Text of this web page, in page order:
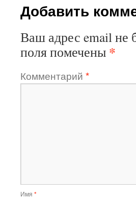
Добавить
Ваш адрес email не
поля помечены *
Комментарий *
Имя *